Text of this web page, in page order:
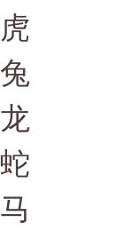
虎
兔
龙
蛇
马